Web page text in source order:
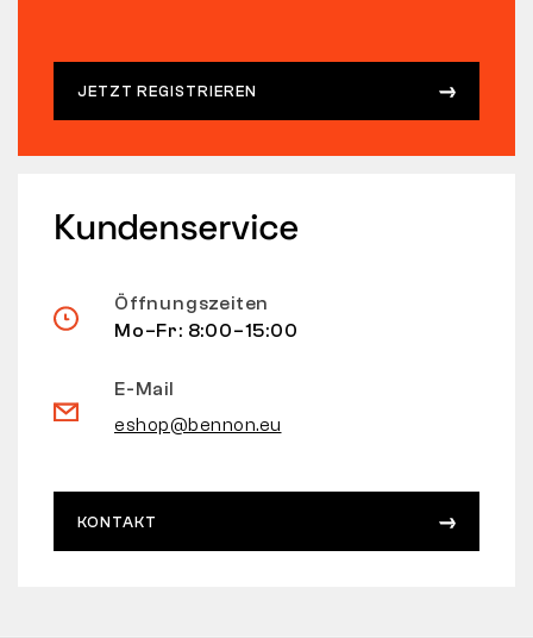
JETZT REGISTRIEREN
Kundenservice
Öffnungszeiten
Mo–Fr: 8:00–15:00
E-Mail
eshop@bennon.eu
KONTAKT